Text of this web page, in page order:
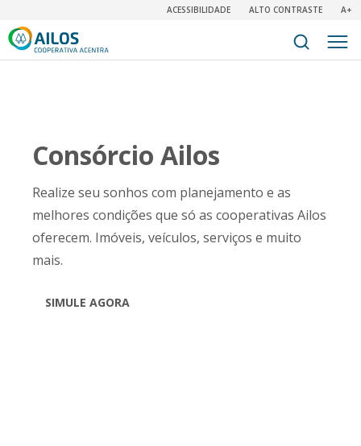
ACESSIBILIDADE ALTO CONTRASTE A+
Consórcio Ailos
Realize seu sonhos com planejamento e as
melhores condições que só as cooperativas Ailos
oferecem. Imóveis, veículos, serviços e muito
mais.
SIMULE AGORA